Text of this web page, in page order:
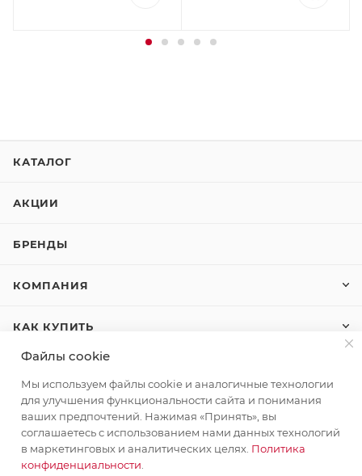
КАТАЛОГ
АКЦИИ
БРЕНДЫ
КОМПАНИЯ
КАК КУПИТЬ
+7 (495) 580-58-52
Файлы cookie
Мы используем файлы cookie и аналогичные технологии
для улучшения функциональности сайта и понимания
ваших предпочтений. Нажимая «Принять», вы
соглашаетесь с использованием нами данных технологий
в маркетинговых и аналитических целях. Политика
конфиденциальности